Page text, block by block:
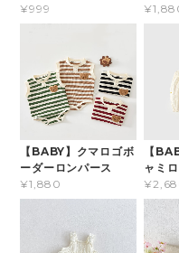
¥999
【BABY】クマロゴボ
ーダーロンパース
¥1,880
【
ャミ